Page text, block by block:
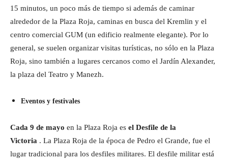
15 minutos, un poco más de tiempo si además de caminar
alrededor de la Plaza Roja, caminas en busca del Kremlin y el
centro comercial GUM (un edificio realmente elegante). Por lo
general, se suelen organizar visitas turísticas, no sólo en la Plaza
Roja, sino también a lugares cercanos como el Jardín Alexander,
la plaza del Teatro y Manezh.
Eventos y festivales
Cada 9 de mayo en la Plaza Roja es el Desfile de la
Victoria . La Plaza Roja de la época de Pedro el Grande, fue el
lugar tradicional para los desfiles militares. El desfile militar está